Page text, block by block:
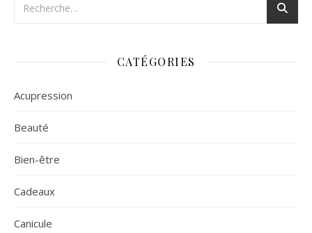
CATÉGORIES
Acupression
Beauté
Bien-être
Cadeaux
Canicule